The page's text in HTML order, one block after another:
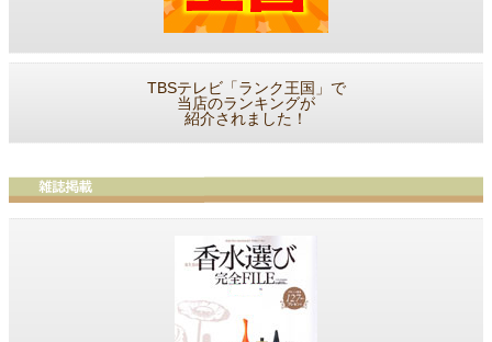
TBSテレビ「ランク王国」で
当店のランキングが
紹介されました！